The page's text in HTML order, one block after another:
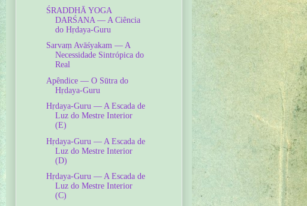
ŚRADDHĀ YOGA
DARŚANA — A Ciência
do Hṛdaya-Guru
Sarvaṃ Avāśyakam — A
Necessidade Sintrópica do
Real
Apêndice — O Sūtra do
Hṛdaya-Guru
Hṛdaya-Guru — A Escada de
Luz do Mestre Interior
(E)
Hṛdaya-Guru — A Escada de
Luz do Mestre Interior
(D)
Hṛdaya-Guru — A Escada de
Luz do Mestre Interior
(C)